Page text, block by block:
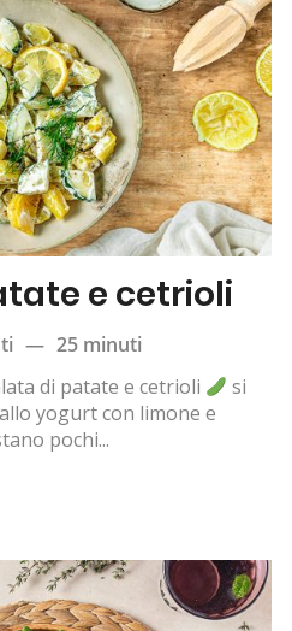
e cetrioli
— 25 minuti
di patate e cetrioli
si
yogurt con limone e
pochi...